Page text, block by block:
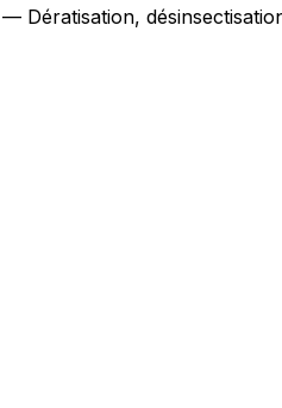
Dératisation,